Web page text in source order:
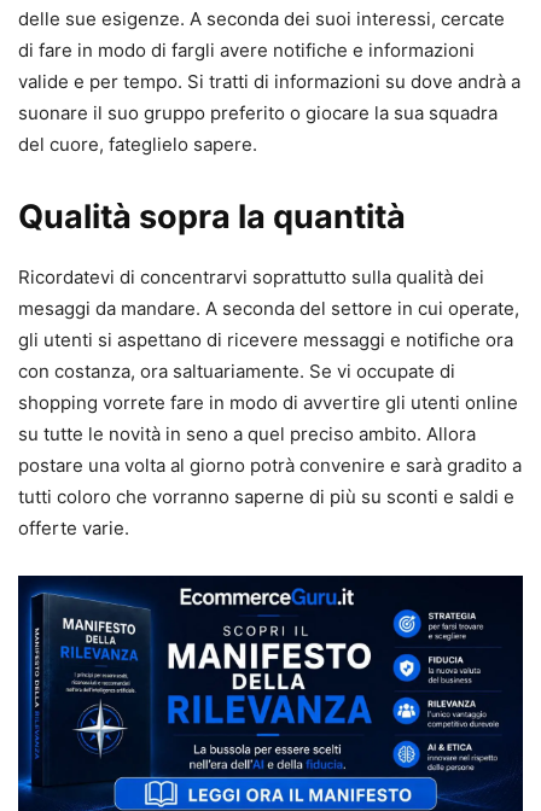
delle sue esigenze. A seconda dei suoi interessi, cercate
di fare in modo di fargli avere notifiche e informazioni
valide e per tempo. Si tratti di informazioni su dove andrà a
suonare il suo gruppo preferito o giocare la sua squadra
del cuore, fateglielo sapere.
Qualità sopra la quantità
Ricordatevi di concentrarvi soprattutto sulla qualità dei
mesaggi da mandare. A seconda del settore in cui operate,
gli utenti si aspettano di ricevere messaggi e notifiche ora
con costanza, ora saltuariamente. Se vi occupate di
shopping vorrete fare in modo di avvertire gli utenti online
su tutte le novità in seno a quel preciso ambito. Allora
postare una volta al giorno potrà convenire e sarà gradito a
tutti coloro che vorranno saperne di più su sconti e saldi e
offerte varie.